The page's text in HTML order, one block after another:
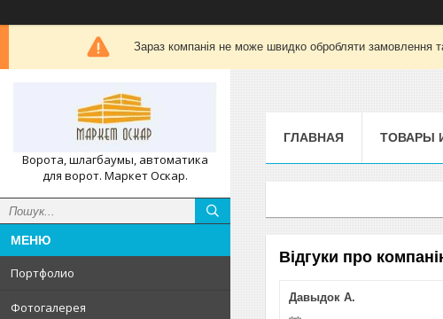
Зараз компанія не може швидко обробляти замовлення
Ворота, шлагбаумы, автоматика
для ворот. Маркет Оскар.
Портфолио
Фотогалерея
ГЛАВНАЯ ТОВАРЫ
Відгуки про
Давыдок А.